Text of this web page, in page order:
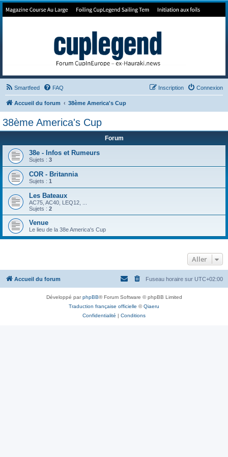
Forum de Cup In Europe
Smartfeed FAQ Connexion
Inscription
Accueil du forum 38ème America's Cup
38ème America's Cup
Forum
38e - Infos et Rumeurs
Sujets : 3
COR - Britannia
Sujets : 1
Les Bateaux
AC75, AC40, LEQ12, ...
Sujets : 2
Venue
Le lieu de la 38e America's Cup
Aller
Accueil du forum Fuseau horaire sur UTC+02:00
Développé parphpBB® Forum Software © phpBB Limited
Traduction française officielle ©Qiaeru
Confidentialité
Conditions